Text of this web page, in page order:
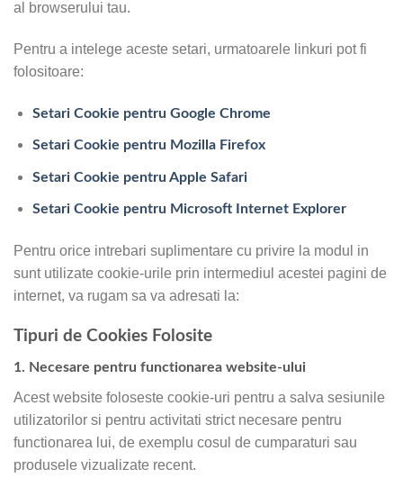
al browserului tau.
Pentru a intelege aceste setari, urmatoarele linkuri pot fi
folositoare:
Setari Cookie pentru Google Chrome
Setari Cookie pentru Mozilla Firefox
Setari Cookie pentru Apple Safari
Setari Cookie pentru Microsoft Internet Explorer
Pentru orice intrebari suplimentare cu privire la modul in
sunt utilizate cookie-urile prin intermediul acestei pagini de
internet, va rugam sa va adresati la:
Tipuri de Cookies Folosite
1. Necesare pentru functionarea website-ului
Acest website foloseste cookie-uri pentru a salva sesiunile
utilizatorilor si pentru activitati strict necesare pentru
functionarea lui, de exemplu cosul de cumparaturi sau
produsele vizualizate recent.